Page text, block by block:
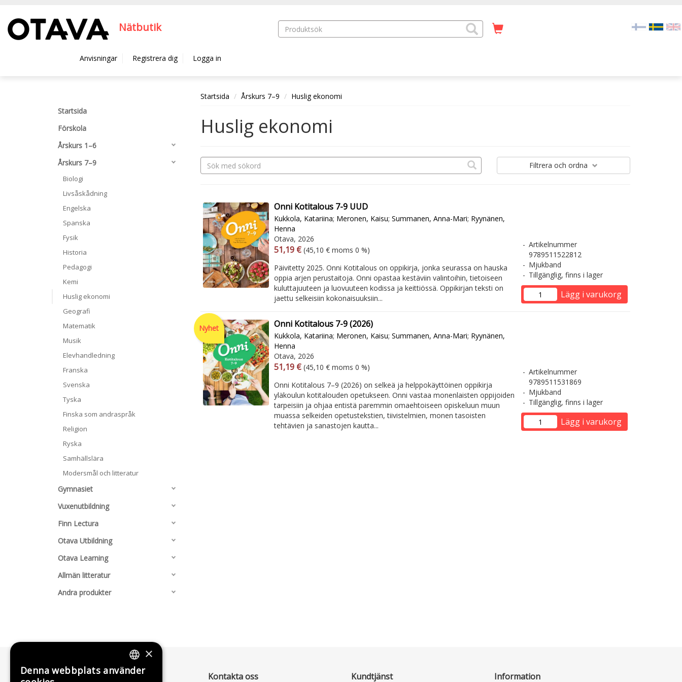
Nätbutik
Anvisningar Registrera dig Logga in
Startsida
Förskola
Årskurs 1–6
Årskurs 7–9
Biologi
Livsåskådning
Engelska
Spanska
Fysik
Historia
Pedagogi
Kemi
Huslig ekonomi
Geografi
Matematik
Musik
Elevhandledning
Franska
Svenska
Tyska
Finska som andraspråk
Religion
Ryska
Samhällslära
Modersmål och litteratur
Gymnasiet
Vuxenutbildning
Finn Lectura
Otava Utbildning
Otava Learning
Allmän litteratur
Andra produkter
Startsida Årskurs 7–9 Huslig ekonomi
Huslig ekonomi
Filtrera och ordna
Onni Kotitalous 7-9 UUD
Kukkola, Katariina; Meronen, Kaisu; Summanen, Anna-Mari; Ryynänen,
Henna
Otava, 2026
Arvonlisäverollinen hinta
51,19 € Arvonlisäveroton hinta
(45,10 € moms 0 %)
Päivitetty 2025. Onni Kotitalous on oppikirja, jonka seurassa on hauska
oppia arjen perustaitoja. Onni opastaa kestäviin valintoihin, tietoiseen
kuluttajuuteen ja luovuuteen kodissa ja keittiössä. Oppikirjan teksti on
jaettu selkeisiin kokonaisuuksiin...
Artikelnummer
9789511522812
Mjukband
Tillgänglig, finns i lager
Lägg i varukorg
Nyhet Onni Kotitalous 7-9 (2026)
Kukkola, Katariina; Meronen, Kaisu; Summanen, Anna-Mari; Ryynänen,
Henna
Otava, 2026
Arvonlisäverollinen hinta
51,19 € Arvonlisäveroton hinta
(45,10 € moms 0 %)
Onni Kotitalous 7–9 (2026) on selkeä ja helppokäyttöinen oppikirja
yläkoulun kotitalouden opetukseen. Onni vastaa monenlaisten oppijoiden
tarpeisiin ja ohjaa entistä paremmin omaehtoiseen opiskeluun muun
muassa selkeiden opetustekstien, tiivistelmien, monen tasoisten
tehtävien ja sanastojen kautta...
Artikelnummer
9789511531869
Mjukband
Tillgänglig, finns i lager
Lägg i varukorg
Kontakta oss Kundtjänst Information
FINNISH
×
Denna webbplats använder